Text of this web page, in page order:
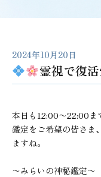
2024年10月20日
霊視で復
本日も12:00〜22:00ま
鑑定をご希望の皆さま
ますね。
〜みらいの神秘鑑定〜